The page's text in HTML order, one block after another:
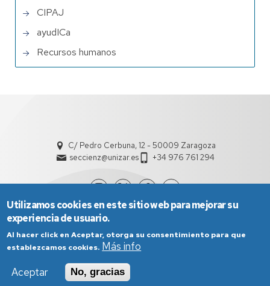
CIPAJ
ayudICa
Recursos humanos
C/ Pedro Cerbuna, 12 - 50009 Zaragoza
seccienz@unizar.es
+34 976 761 294
Aviso Legal
Condiciones generales de uso
Política de Privacidad
Utilizamos cookies en este sitio web para mejorar su
experiencia de usuario.
Al hacer click en Aceptar, otorga su consentimiento para que
establezcamos cookies. Más info
Aceptar
No, gracias